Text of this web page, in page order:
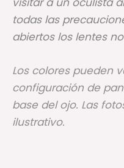
todas las
abiertos los lentes
Los colores pueden
configuración de
base del ojo. Las
ilustrativo.